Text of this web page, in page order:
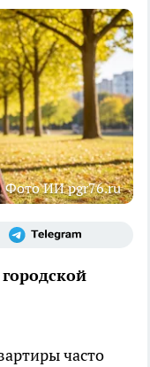
Фото ИИ pgr76.ru
часто